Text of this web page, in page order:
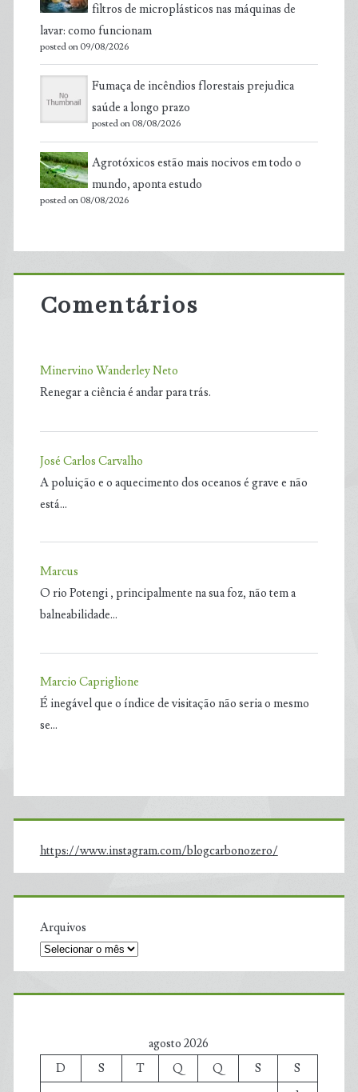
filtros de microplásticos nas máquinas de
lavar: como funcionam
posted on 09/08/2026
Fumaça de incêndios florestais prejudica
saúde a longo prazo
posted on 08/08/2026
Agrotóxicos estão mais nocivos em todo o
mundo, aponta estudo
posted on 08/08/2026
Comentários
Minervino Wanderley Neto
Renegar a ciência é andar para trás.
José Carlos Carvalho
A poluição e o aquecimento dos oceanos é grave e não
está…
Marcus
O rio Potengi , principalmente na sua foz, não tem a
balneabilidade…
Marcio Capriglione
É inegável que o índice de visitação não seria o mesmo
se…
https://www.instagram.com/blogcarbonozero/
Arquivos
agosto 2026
D
S T Q Q S
S